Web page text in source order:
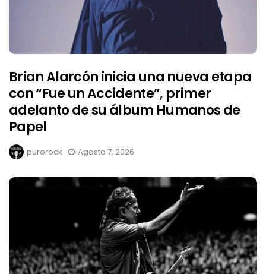
Brian Alarcón inicia una nueva etapa
con “Fue un Accidente”, primer
adelanto de su álbum Humanos de
Papel
purorock Agosto 7, 2026